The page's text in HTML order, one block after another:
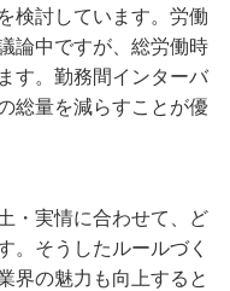
検討しています。労働
論中ですが、総労働時
す。勤務間インターバ
総量を減らすことが優
・実情に合わせて、ど
。そうしたルールづく
界の魅力も向上すると